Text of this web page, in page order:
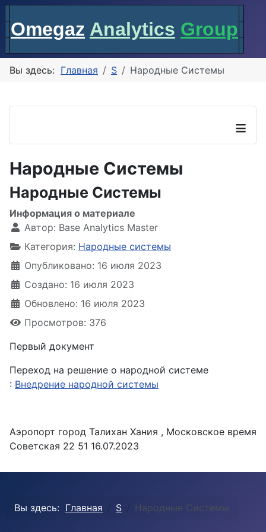
Omegaz Analytics Group
Вы здесь: Главная S Народные Системы
≡
Народные Системы
Народные Системы
Информация о материале
Автор: Base Analytics Master
Категория: Народные системы
Опубликовано: 16 июля 2023
Создано: 16 июля 2023
Обновлено: 16 июля 2023
Просмотров: 376
Первый документ
Переход на решение о народной системе
: Внедрение народной системы
Аэропорт город Талихан Хания , Московское время
Советская 22 51 16.07.2023
Вы здесь: Главная S Народные Системы